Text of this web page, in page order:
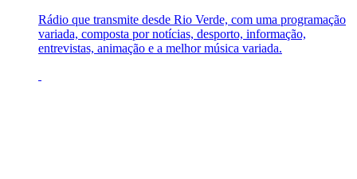
Rádio que transmite desde Rio Verde, com uma programação
variada, composta por notícias, desporto, informação,
entrevistas, animação e a melhor música variada.